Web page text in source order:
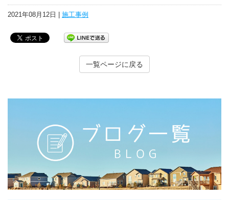
2021年08月12日 | 施工事例
一覧ページに戻る